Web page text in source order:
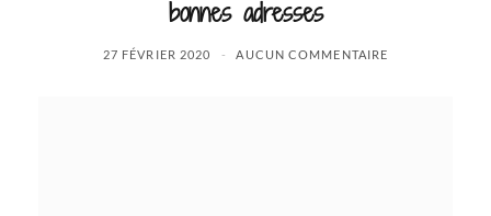
bonnes adresses
27 FÉVRIER 2020 AUCUN COMMENTAIRE